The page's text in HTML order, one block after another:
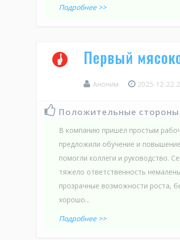
Подробнее >>
Первый
Аноним 2025-12-22
Положительные стороны
В компанию пришёл простым
предложили обучение и
помогли коллеги и руководство.
тяжело ответственность
прозрачные возможности роста,
хорошо...
Подробнее >>